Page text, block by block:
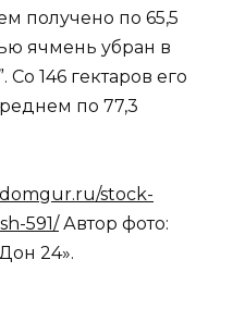
получено по 65,5
ячмень убран в
146 гектаров его
по 77,3
stock-
591/Автор фото:
24».